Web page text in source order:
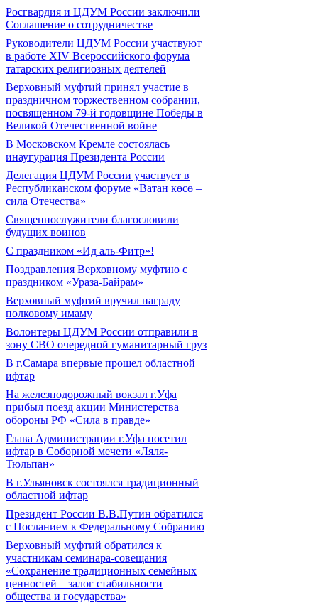
Росгвардия и ЦДУМ России заключили
Соглашение о сотрудничестве
Руководители ЦДУМ России участвуют
в работе XIV Всероссийского форума
татарских религиозных деятелей
Верховный муфтий принял участие в
праздничном торжественном собрании,
посвященном 79-й годовщине Победы в
Великой Отечественной войне
В Московском Кремле состоялась
инаугурация Президента России
Делегация ЦДУМ России участвует в
Республиканском форуме «Ватан көсө –
сила Отечества»
Священнослужители благословили
будущих воинов
С праздником «Ид аль-Фитр»!
Поздравления Верховному муфтию с
праздником «Ураза-Байрам»
Верховный муфтий вручил награду
полковому имаму
Волонтеры ЦДУМ России отправили в
зону СВО очередной гуманитарный груз
В г.Самара впервые прошел областной
ифтар
На железнодорожный вокзал г.Уфа
прибыл поезд акции Министерства
обороны РФ «Сила в правде»
Глава Администрации г.Уфа посетил
ифтар в Соборной мечети «Ляля-
Тюльпан»
В г.Ульяновск состоялся традиционный
областной ифтар
Президент России В.В.Путин обратился
с Посланием к Федеральному Собранию
Верховный муфтий обратился к
участникам семинара-совещания
«Сохранение традиционных семейных
ценностей – залог стабильности
общества и государства»